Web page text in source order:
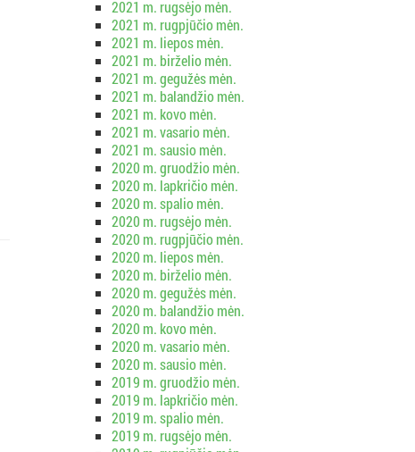
2021 m. rugsėjo mėn.
2021 m. rugpjūčio mėn.
2021 m. liepos mėn.
2021 m. birželio mėn.
2021 m. gegužės mėn.
2021 m. balandžio mėn.
2021 m. kovo mėn.
2021 m. vasario mėn.
2021 m. sausio mėn.
2020 m. gruodžio mėn.
2020 m. lapkričio mėn.
2020 m. spalio mėn.
2020 m. rugsėjo mėn.
2020 m. rugpjūčio mėn.
2020 m. liepos mėn.
2020 m. birželio mėn.
2020 m. gegužės mėn.
2020 m. balandžio mėn.
2020 m. kovo mėn.
2020 m. vasario mėn.
2020 m. sausio mėn.
2019 m. gruodžio mėn.
2019 m. lapkričio mėn.
2019 m. spalio mėn.
2019 m. rugsėjo mėn.